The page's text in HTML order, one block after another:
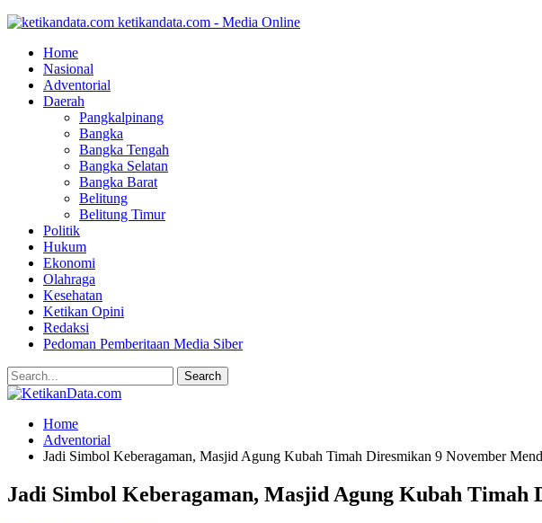
ketikandata.com - Media Online
Home
Nasional
Adventorial
Daerah
Pangkalpinang
Bangka
Bangka Tengah
Bangka Selatan
Bangka Barat
Belitung
Belitung Timur
Politik
Hukum
Ekonomi
Olahraga
Kesehatan
Ketikan Opini
Redaksi
Pedoman Pemberitaan Media Siber
Home
Adventorial
Jadi Simbol Keberagaman, Masjid Agung Kubah Timah Diresmikan 9 November
Jadi Simbol Keberagaman, Masjid Agung Kubah Timah